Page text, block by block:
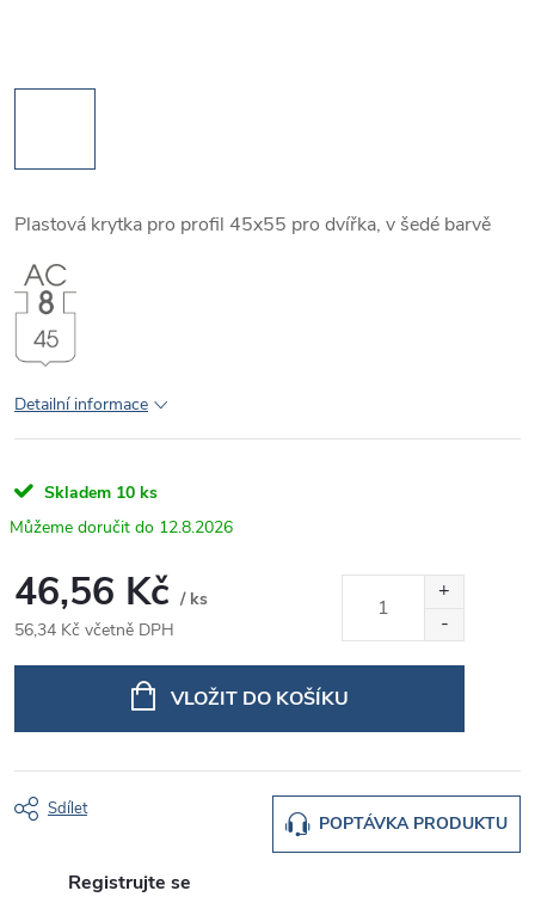
Plastová krytka pro profil 45x55 pro dvířka, v šedé barvě
Detailní informace
Skladem 10 ks
12.8.2026
46,56 Kč / ks
56,34 Kč včetně DPH
VLOŽIT DO KOŠÍKU
POPTÁVKA PRODUKTU
Sdílet
Registrujte se